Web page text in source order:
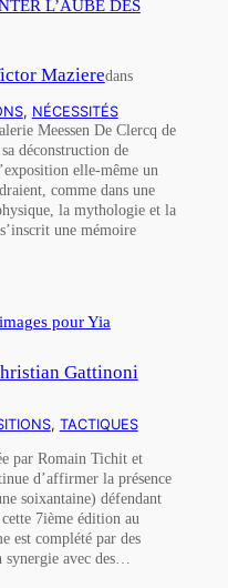
L’AUBE DES
Mazieredans
, NÉCESSITÉS
Meessen De Clercq de
déconstruction de
elle-même un
comme dans une
la mythologie et la
une mémoire
pour Yia
Gattinoni
, TACTIQUES
par Romain Tichit et
d’affirmer la présence
soixantaine) défendant
7ième édition au
est complété par des
avec des…